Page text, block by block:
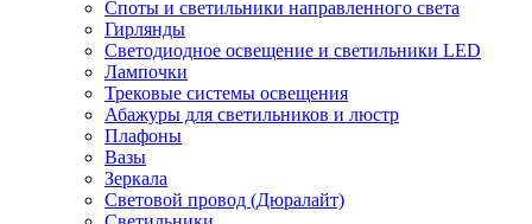
Споты и светильники направленного света
Гирлянды
Светодиодное освещение и светильники LED
Лампочки
Трековые системы освещения
Абажуры для светильников и люстр
Плафоны
Вазы
Зеркала
Световой провод (Дюралайт)